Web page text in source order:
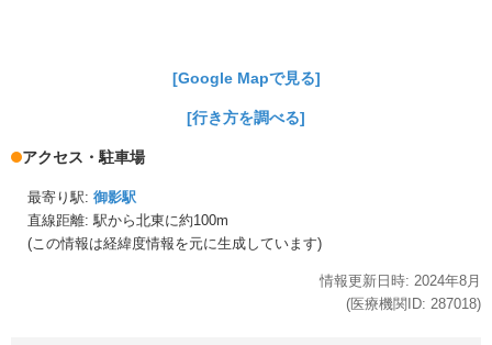
[Google Mapで見る]
[行き方を調べる]
アクセス・駐車場
最寄り駅: 御影駅
直線距離: 駅から北東に約100m
(この情報は経緯度情報を元に生成しています)
情報更新日時: 2024年8月
(医療機関ID: 287018)